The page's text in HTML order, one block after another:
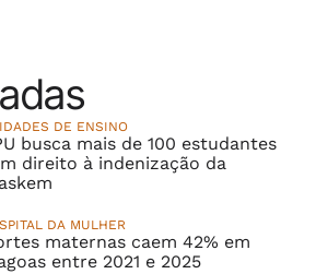
DE ENSINO
busca mais de 100 estudantes
direito à indenização da
DA MULHER
maternas caem 42% em
entre 2021 e 2025